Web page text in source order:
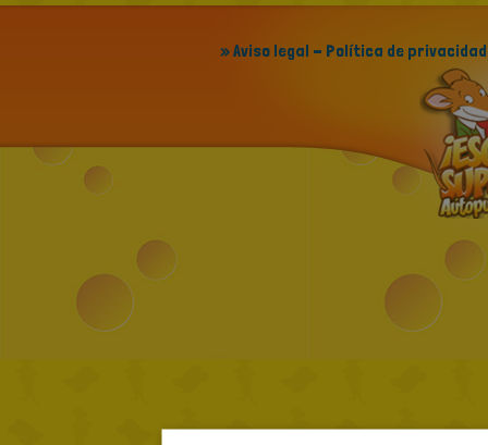
» Aviso legal - Política de privacidad